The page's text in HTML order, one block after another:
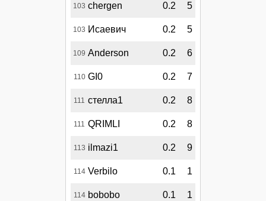
103 chergen 0.2 5
103 Исаевич 0.2 5
109 Anderson 0.2 6
110 GI0 0.2 7
111 стелла1 0.2 8
111 QRIMLI 0.2 8
113 ilmazi1 0.2 9
114 Verbilo 0.1 1
114 bobobo 0.1 1